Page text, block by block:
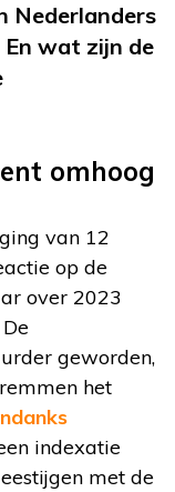
Nederlanders
wat zijn de
omhoog
van 12
op de
over 2023
geworden,
het
indexatie
met de